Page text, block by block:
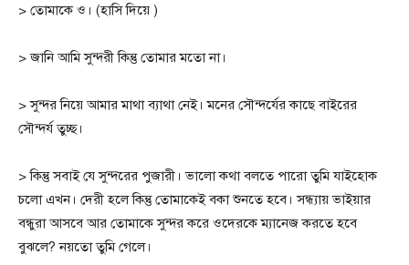
> তোমাকে ও। (হাসি দিয়ে )
> জানি আমি সুন্দরী কিন্তু তোমার মতো না।
> সুন্দর নিয়ে আমার মাথা ব্যাথা নেই। মনের সৌন্দর্যের কাছে বাইরের
সৌন্দর্য তুচ্ছ।
> কিন্তু সবাই যে সুন্দরের পুজারী। ভালো কথা বলতে পারো তুমি যাইহোক
চলো এখন। দেরী হলে কিন্তু তোমাকেই বকা শুনতে হবে। সন্ধ্যায় ভাইয়ার
বন্ধুরা আসবে আর তোমাকে সুন্দর করে ওদেরকে ম্যানেজ করতে হবে
বুঝলে? নয়তো তুমি গেলে।